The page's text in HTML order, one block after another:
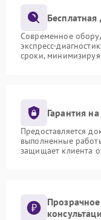
Современное
экспресс-
сроки,
Гарантия
Предоставляется
выполненные
защищает клиента